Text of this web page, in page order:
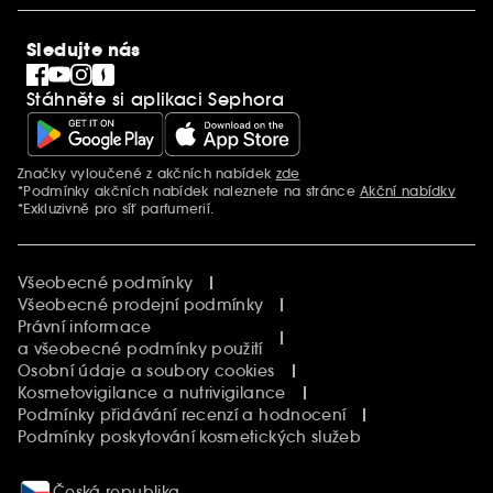
SEPHORiA
Blog Sephora
Singles´ Day
Black Friday
Cyber Monday
Vánoce
Sledujte nás
Stáhněte si aplikaci Sephora
Další informace
Značky vyloučené z akčních nabídek zde
*Podmínky akčních nabídek naleznete na stránceAkční nabídky
*Exkluzivně pro síť parfumerií.
Všeobecné podmínky
Všeobecné prodejní podmínky
Právní informace
a všeobecné podmínky použití
Osobní údaje a soubory cookies
Kosmetovigilance a nutrivigilance
Podmínky přidávání recenzí a hodnocení
Podmínky poskytování kosmetických služeb